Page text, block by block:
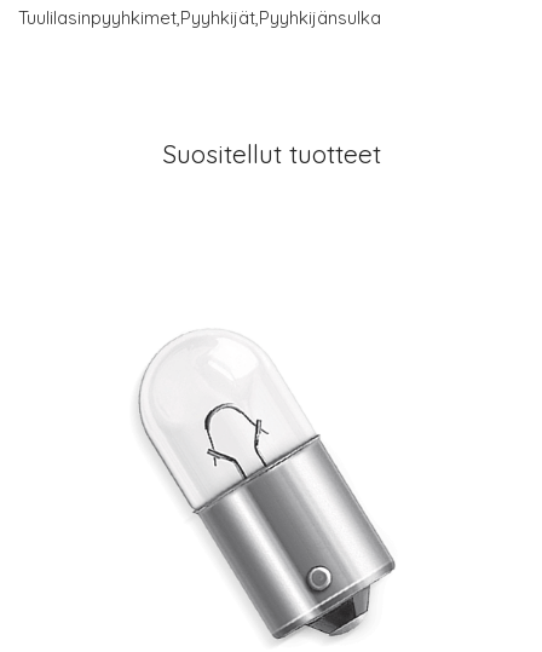
Tuulilasinpyyhkimet,Pyyhkijät,Pyyhkijänsulka
Suositellut tuotteet